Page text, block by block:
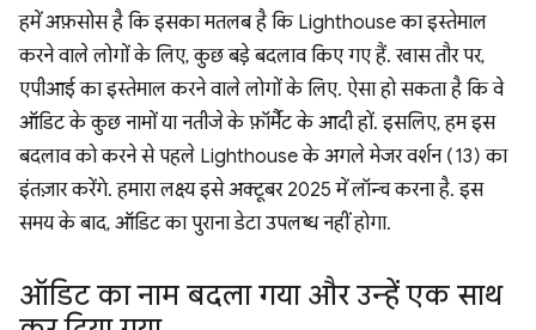
हमें अफ़सोस है कि इसका मतलब है कि Lighthouse का इस्तेमाल
करने वाले लोगों के लिए, कुछ बड़े बदलाव किए गए हैं. खास तौर पर,
एपीआई का इस्तेमाल करने वाले लोगों के लिए. ऐसा हो सकता है कि वे
ऑडिट के कुछ नामों या नतीजे के फ़ॉर्मैट के आदी हों. इसलिए, हम इस
बदलाव को करने से पहले Lighthouse के अगले मेजर वर्शन (13) का
इंतज़ार करेंगे. हमारा लक्ष्य इसे अक्टूबर 2025 में लॉन्च करना है. इस
समय के बाद, ऑडिट का पुराना डेटा उपलब्ध नहीं होगा.
ऑडिट का नाम बदला गया और उन्हें एक साथ